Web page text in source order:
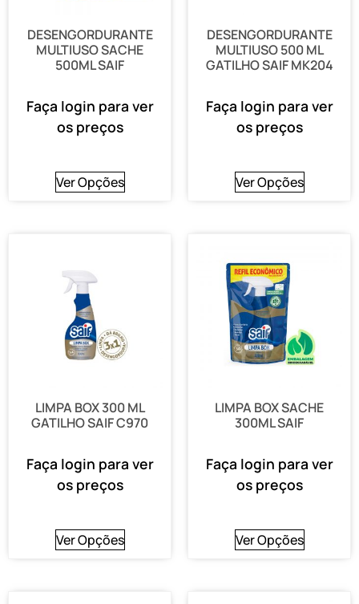
DESENGORDURANTE
MULTIUSO SACHE
500ML SAIF
Faça login para ver
os preços
Ver Opções
DESENGORDURANTE
MULTIUSO 500 ML
GATILHO SAIF MK204
Faça login para ver
os preços
Ver Opções
LIMPA BOX 300 ML
GATILHO SAIF C970
Faça login para ver
os preços
Ver Opções
LIMPA BOX SACHE
300ML SAIF
Faça login para ver
os preços
Ver Opções